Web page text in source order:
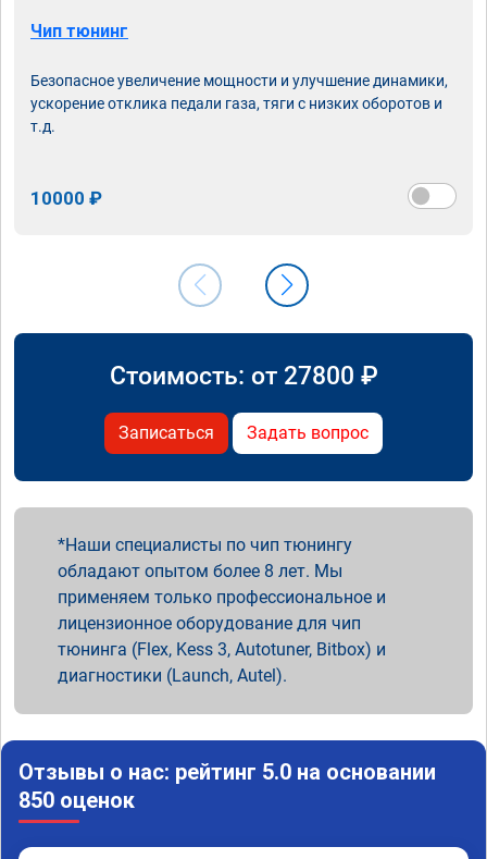
Чип тюнинг
Безопасное увеличение мощности и улучшение динамики,
ускорение отклика педали газа, тяги с низких оборотов и
т.д.
10000 ₽
Стоимость: от 27800 ₽
Записаться Задать вопрос
Наши специалисты по чип тюнингу
обладают опытом более 8 лет. Мы
применяем только профессиональное и
лицензионное оборудование для чип
тюнинга (Flex, Kess 3, Autotuner, Bitbox) и
диагностики (Launch, Autel).
Отзывы о нас: рейтинг 5.0 на основании
850 оценок